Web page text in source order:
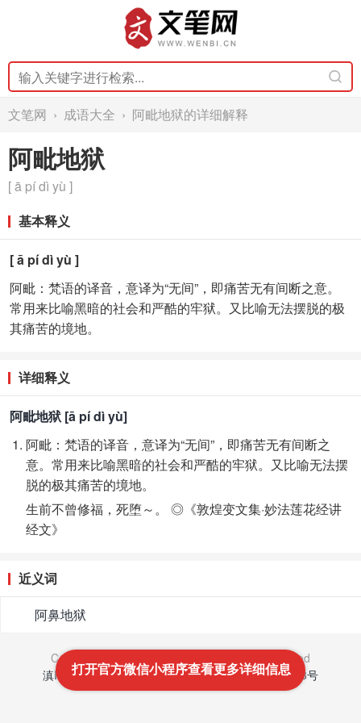
文笔网 › 成语大全 › 阿毗地狱的详细解释
阿毗地狱
[ ā pí dì yù ]
基本释义
[ ā pí dì yù ]
阿毗：梵语的译音，意译为“无间”，即痛苦无有间断之意。
常用来比喻黑暗的社会和严酷的牢狱。又比喻无法摆脱的极
其痛苦的境地。
详细释义
阿毗地狱 [ā pí dì yù]
阿毗：梵语的译音，意译为“无间”，即痛苦无有间断之
意。常用来比喻黑暗的社会和严酷的牢狱。又比喻无法摆
脱的极其痛苦的境地。
生前不曾修福，死堕～。 ◎《敦煌变文集·妙法莲花经讲
经文》
近义词
阿鼻地狱
Copyright © 2021-2022
All Rights Reserved
滇ICP备16007666号-滇公网安备 53011202001043号
打开官方微信小程序查看更多详细信息